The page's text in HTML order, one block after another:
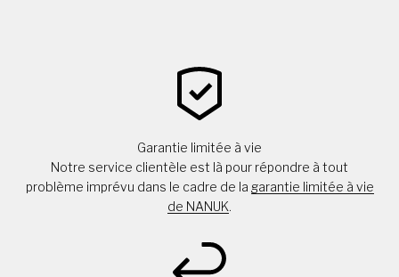
Garantie limitée à vie
Notre service clientèle est là pour répondre à tout
problème imprévu dans le cadre de la garantie limitée à vie
de NANUK.